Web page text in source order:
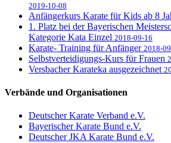
2019-10-08
Anfängerkurs Karate für Kids ab 8
1. Platz bei der Bayerischen
Kategorie Kata Einzel 2018-09-16
Karate- Training für Anfänger 2018-
Selbstverteidigungs-Kurs für Frauen
Versbacher Karateka ausgezeichnet
Verbände und Organisationen
Deutscher Karate Verband e.V.
Bayerischer Karate Bund e.V.
Deutscher JKA Karate Bund e.V.